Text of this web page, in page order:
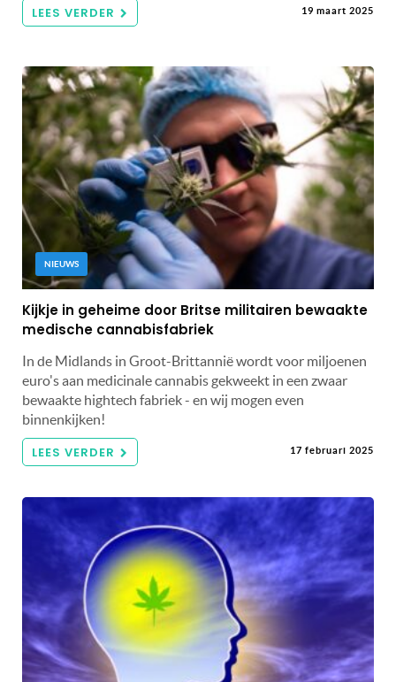
LEES VERDER 19 maart 2025
NIEUWS
Kijkje in geheime door Britse militairen bewaakte
medische cannabisfabriek
In de Midlands in Groot-Brittannië wordt voor miljoenen
euro's aan medicinale cannabis gekweekt in een zwaar
bewaakte hightech fabriek - en wij mogen even
binnenkijken!
LEES VERDER 17 februari 2025